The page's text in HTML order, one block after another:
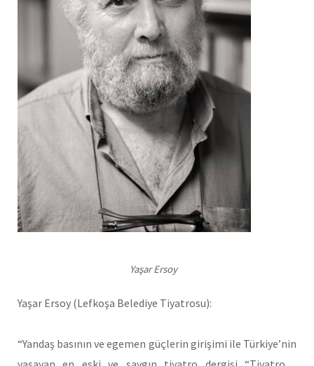
Yaşar Ersoy
Yaşar Ersoy (Lefkoşa Belediye Tiyatrosu):
“Yandaş basının ve egemen güçlerin girişimi ile Türkiye’nin